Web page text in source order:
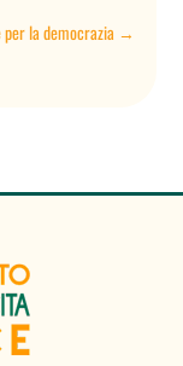
la democrazia →